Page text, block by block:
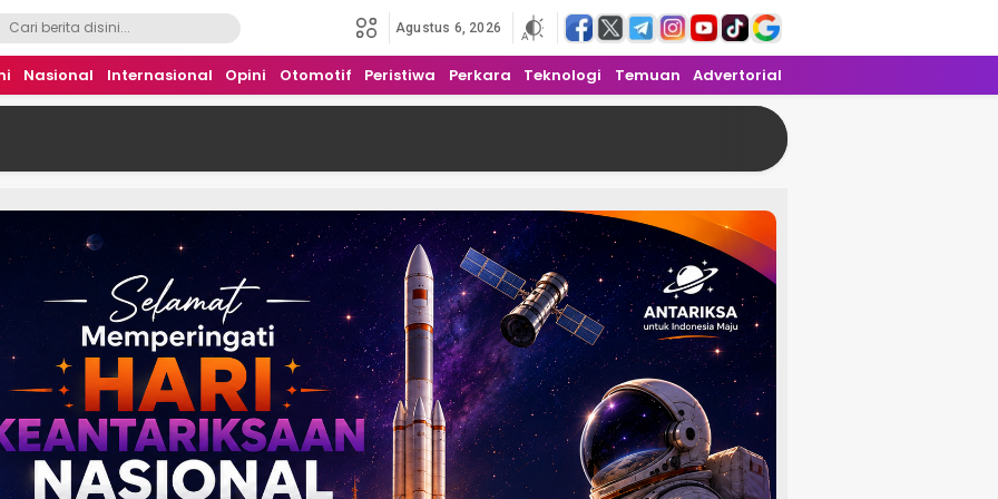
Agustus 6, 2026
Nasional Internasional Opini Otomotif Peristiwa Perkara Teknologi Temuan Advertorial